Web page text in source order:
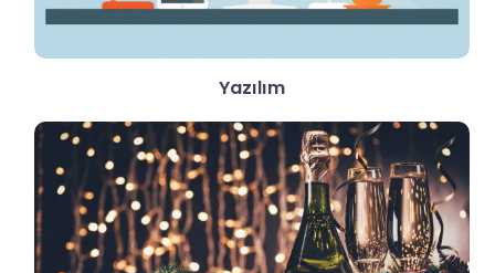
Yazılım